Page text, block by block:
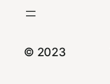
© 2023